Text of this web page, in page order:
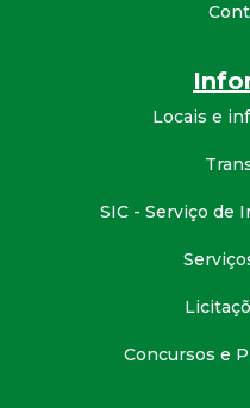
Locais e
SIC - Serviço de
Concursos e